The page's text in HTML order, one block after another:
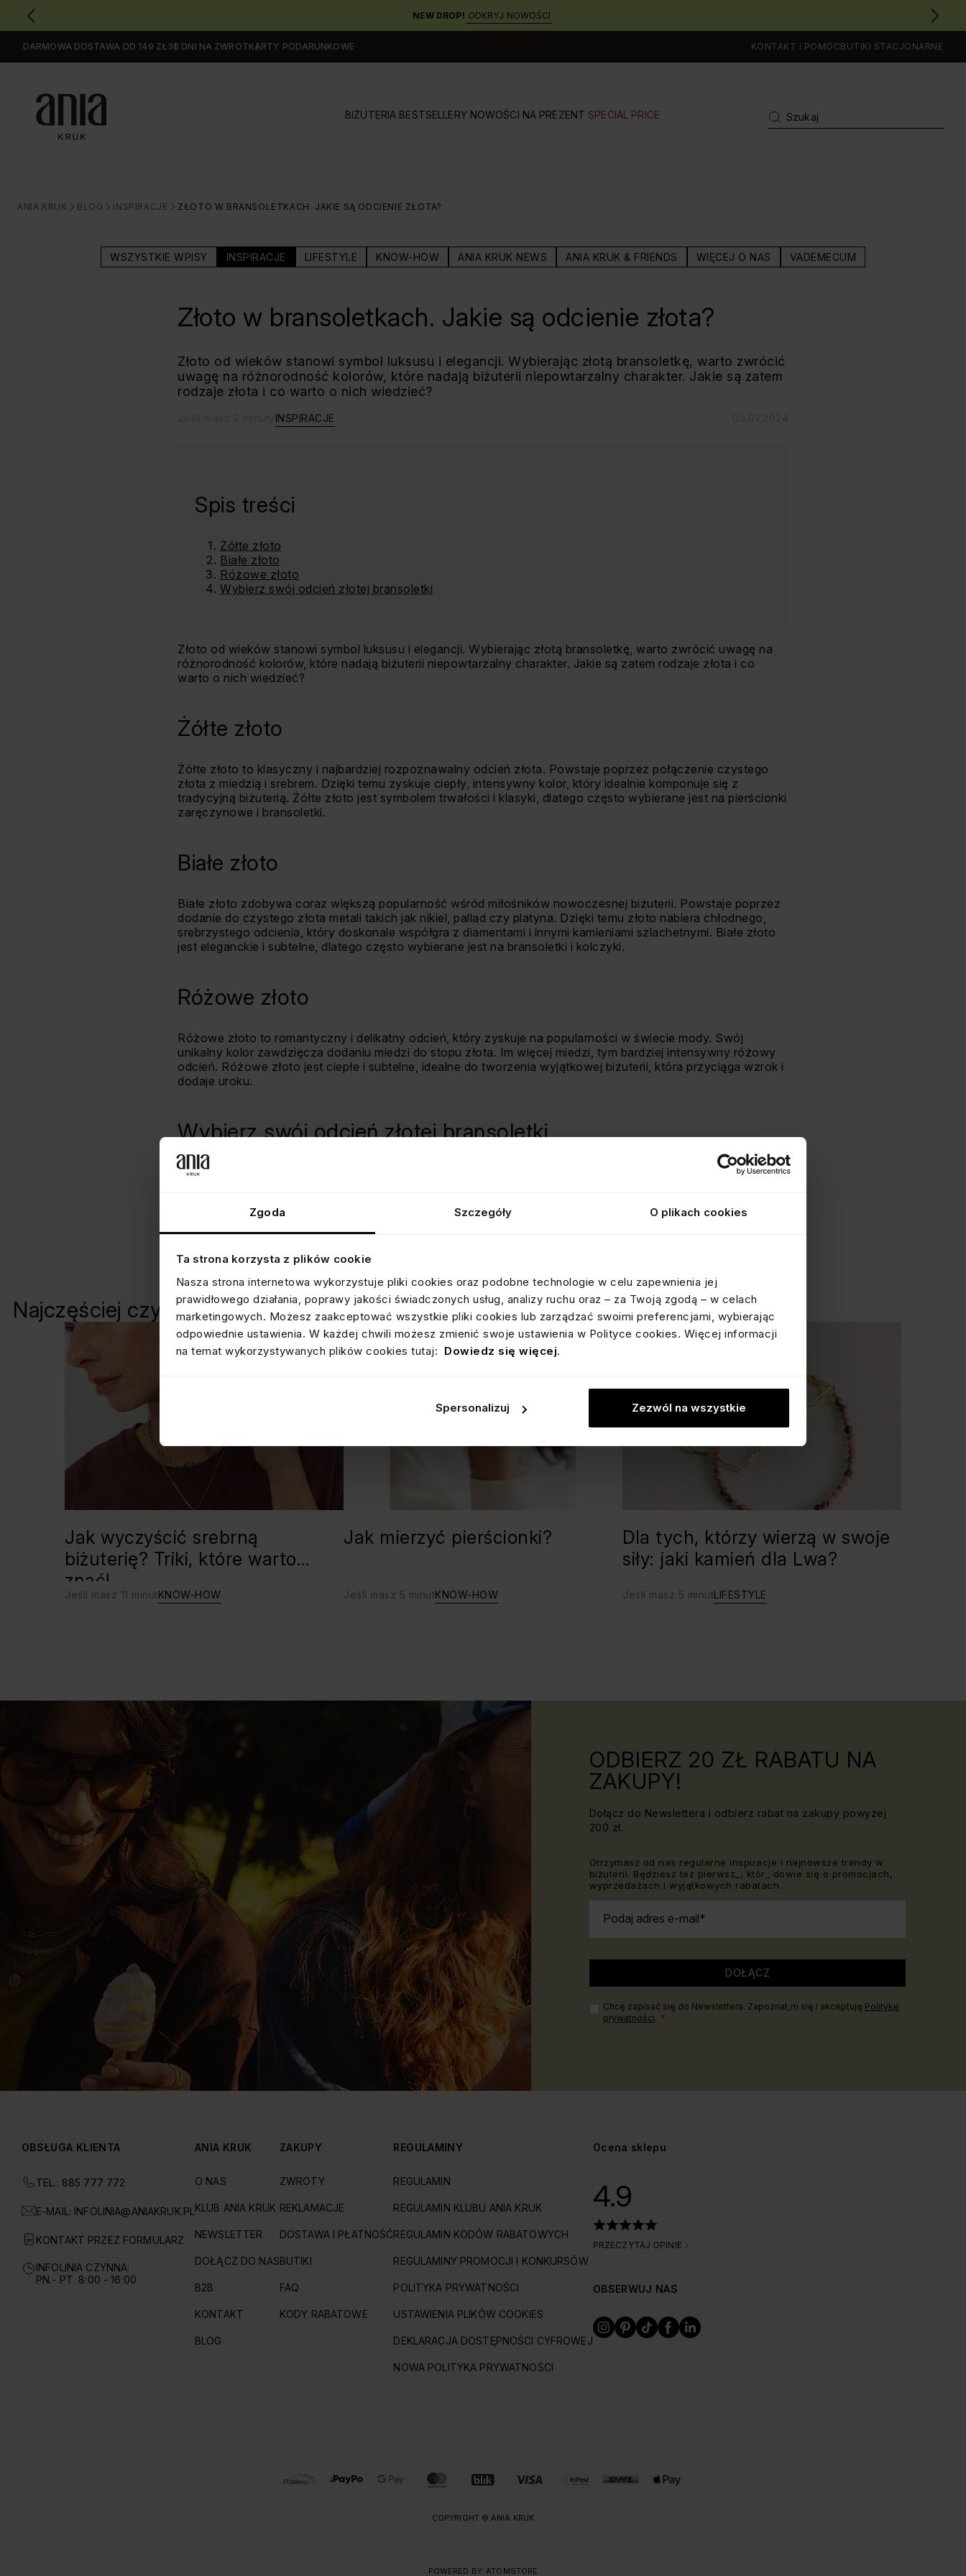
Zgoda Szczegóły O plikach cookies
Ta strona korzysta z plików cookie
Nasza strona internetowa wykorzystuje pliki cookies oraz podobne technologie w celu zapewnienia jej
prawidłowego działania, poprawy jakości świadczonych usług, analizy ruchu oraz – za Twoją zgodą – w celach
marketingowych. Możesz zaakceptować wszystkie pliki cookies lub zarządzać swoimi preferencjami, wybierając
odpowiednie ustawienia. W każdej chwili możesz zmienić swoje ustawienia w Polityce cookies. Więcej informacji
na temat wykorzystywanych plików cookies tutaj: Dowiedz się więcej.
Spersonalizuj Zezwól na wszystkie
GŁÓWNEJ
ZAWARTOŚCI
MENU
NEW DROP! ODKRYJ NOWOŚCI
DARMOWA DOSTAWA OD 149 ZŁ30 DNI NA ZWROTKARTY PODARUNKOWE KONTAKT I POMOCBUTIKI STACJONARNE
BIŻUTERIA BESTSELLERY NOWOŚCI NA PREZENT SPECIAL PRICE
ANIA KRUK
>
BLOG
>
INSPIRACJE
>
ZŁOTO W BRANSOLETKACH. JAKIE SĄ ODCIENIE ZŁOTA?
WSZYSTKIE WPISY INSPIRACJE LIFESTYLE KNOW-HOW ANIA KRUK NEWS ANIA KRUK & FRIENDS WIĘCEJ O NAS VADEMECUM
Złoto w bransoletkach. Jakie są odcienie złota?
Złoto od wieków stanowi symbol luksusu i elegancji. Wybierając złotą bransoletkę, warto zwrócić
uwagę na różnorodność kolorów, które nadają biżuterii niepowtarzalny charakter. Jakie są zatem
rodzaje złota i co warto o nich wiedzieć?
INSPIRACJE
Spis treści
Żółte złoto
Białe złoto
Różowe złoto
Wybierz swój odcień złotej bransoletki
Złoto od wieków stanowi symbol luksusu i elegancji. Wybierając złotą bransoletkę, warto zwrócić uwagę na
różnorodność kolorów, które nadają biżuterii niepowtarzalny charakter. Jakie są zatem rodzaje złota i co
warto o nich wiedzieć?
Żółte złoto
Żółte złoto to klasyczny i najbardziej rozpoznawalny odcień złota. Powstaje poprzez połączenie czystego
złota z miedzią i srebrem. Dzięki temu zyskuje ciepły, intensywny kolor, który idealnie komponuje się z
tradycyjną biżuterią. Żółte złoto jest symbolem trwałości i klasyki, dlatego często wybierane jest na pierścionki
zaręczynowe i bransoletki.
Białe złoto
Białe złoto zdobywa coraz większą popularność wśród miłośników nowoczesnej biżuterii. Powstaje poprzez
dodanie do czystego złota metali takich jak nikiel, pallad czy platyna. Dzięki temu złoto nabiera chłodnego,
srebrzystego odcienia, który doskonale współgra z diamentami i innymi kamieniami szlachetnymi. Białe złoto
jest eleganckie i subtelne, dlatego często wybierane jest na bransoletki i kolczyki.
Różowe złoto
Różowe złoto to romantyczny i delikatny odcień, który zyskuje na popularności w świecie mody. Swój
unikalny kolor zawdzięcza dodaniu miedzi do stopu złota. Im więcej miedzi, tym bardziej intensywny różowy
odcień. Różowe złoto jest ciepłe i subtelne, idealne do tworzenia wyjątkowej biżuterii, która przyciąga wzrok i
dodaje uroku.
Wybierz swój odcień złotej bransoletki
Wybór odcienia złota w bransoletkach zależy od indywidualnych preferencji i stylu. Żółte złoto to klasyka,
bransoletka zawsze będzie symbolizować luksus i elegancję.
Najczęściej czytane
Jak wyczyścić srebrną
biżuterię? Triki, które warto
znać!
Jeśli masz 11 minutKNOW-HOW
Jak mierzyć pierścionki?
Jeśli masz 5 minutKNOW-HOW
Dla tych, którzy wierzą w swoje
siły: jaki kamień dla Lwa?
Jeśli masz 5 minutLIFESTYLE
ODBIERZ 20 ZŁ RABATU NA
ZAKUPY!
Dołącz do Newslettera i odbierz rabat na zakupy powyżej
200 zł.
Otrzymasz od nas regularne inspiracje i najnowsze trendy w
biżuterii. Będziesz też pierwsz_, któr_ dowie się o promocjach,
wyprzedażach i wyjątkowych rabatach.
Podaj adres e-mail
DOŁĄCZ
Chcę zapisać się do Newslettera. Zapoznał_m się i akceptuję Politykę
prywatności.
OBSŁUGA KLIENTA
TEL.: 885 777 772
E-MAIL: INFOLINIA@ANIAKRUK.PL
KONTAKT PRZEZ FORMULARZ
INFOLINIA CZYNNA:
PN.- PT. 8:00 - 16:00
ANIA KRUK
O NAS
KLUB ANIA KRUK
NEWSLETTER
DOŁĄCZ DO NAS
B2B
KONTAKT
BLOG
ZAKUPY
ZWROTY
REKLAMACJE
DOSTAWA I PŁATNOŚĆ
BUTIKI
FAQ
KODY RABATOWE
REGULAMINY
REGULAMIN
REGULAMIN KLUBU ANIA KRUK
REGULAMIN KODÓW RABATOWYCH
REGULAMINY PROMOCJI I KONKURSÓW
POLITYKA PRYWATNOŚCI
USTAWIENIA PLIKÓW COOKIES
DEKLARACJA DOSTĘPNOŚCI CYFROWEJ
NOWA POLITYKA PRYWATNOŚCI
Ocena sklepu
4.9
PRZECZYTAJ OPINIE
OBSERWUJ NAS
COPYRIGHT © ANIA KRUK
POWERED BY: ATOMSTORE